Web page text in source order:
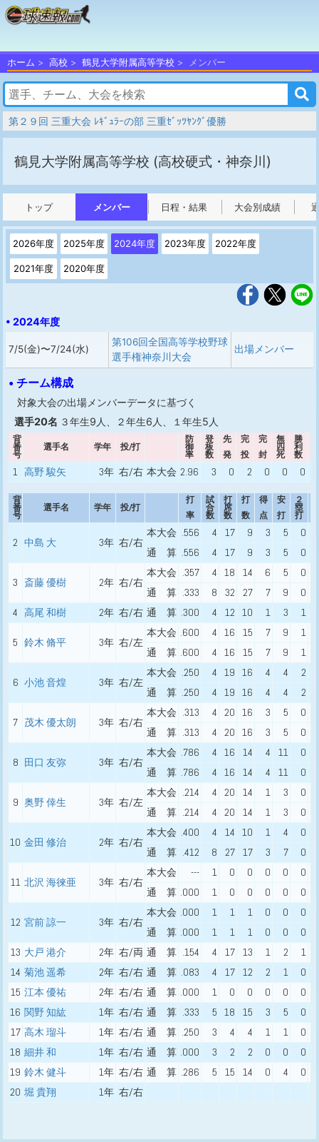
ホーム 高校 鶴見大学附属高等学校 メンバー
第２９回 三重大会 ﾚｷﾞｭﾗｰの部 三重ｾﾞｯﾂﾔﾝｸﾞ優勝
鶴見大学附属高等学校 (高校硬式・神奈川)
トップ メンバー 日程・結果 大会別成績
2026年度 2025年度 2024年度 2023年度 2022年度
2021年度 2020年度
• 2024年度
7/5(金)〜7/24(水)
第106回全国高等学校野球
選手権神奈川大会
出場メンバー
• チーム構成
対象大会の出場メンバーデータに基づく
選手20名 ３年生9人、２年生6人、１年生5人
背
番
号
選手名 学年 投/打
防
御
率
登
板
数
先
発
完
投
完
封
無
四
死
勝
利
数
1 高野 駿矢 3年 右/右 本大会 2.96 3 0 2 0 0 0
背
番
号
選手名 学年 投/打
打
率
試
合
数
打
席
数
打
数
得
点
安
打
２
塁
打
2 中島 大 3年 右/右
本大会 .556 4 17 9 3 5 0
通 算 .556 4 17 9 3 5 0
3 斎藤 優樹 2年 右/右
本大会 .357 4 18 14 6 5 0
通 算 .333 8 32 27 7 9 0
4 高尾 和樹 2年 右/右 通 算 .300 4 12 10 1 3 1
5 鈴木 脩平 3年 右/左
本大会 .600 4 16 15 7 9 1
通 算 .600 4 16 15 7 9 1
6 小池 音煌 3年 右/左
本大会 .250 4 19 16 4 4 2
通 算 .250 4 19 16 4 4 2
7 茂木 優太朗 3年 右/右
本大会 .313 4 20 16 3 5 0
通 算 .313 4 20 16 3 5 0
8 田口 友弥 3年 右/右
本大会 .786 4 16 14 4 11 0
通 算 .786 4 16 14 4 11 0
9 奥野 倖生 3年 右/左
本大会 .214 4 20 14 1 3 0
通 算 .214 4 20 14 1 3 0
10 金田 修治 2年 右/右
本大会 .400 4 14 10 1 4 0
通 算 .412 8 27 17 3 7 0
11 北沢 海徠亜 3年 右/右
本大会 --- 1 0 0 0 0 0
通 算 .000 1 0 0 0 0 0
12 宮前 諒一 3年 右/右
本大会 .000 1 1 1 0 0 0
通 算 .000 1 1 1 0 0 0
13 大戸 港介 2年 右/両 通 算 .154 4 17 13 1 2 1
14 菊池 遥希 2年 右/右 通 算 .083 4 17 12 2 1 0
15 江本 優祐 2年 右/右 通 算 .000 1 0 0 0 0 0
16 関野 知紘 1年 右/右 通 算 .333 5 18 15 3 5 0
17 高木 瑠斗 1年 右/右 通 算 .250 3 4 4 1 1 0
18 細井 和 1年 右/右 通 算 .000 3 2 2 0 0 0
19 鈴木 健斗 1年 右/右 通 算 .286 5 15 14 0 4 0
20 堀 貴翔 1年 右/右